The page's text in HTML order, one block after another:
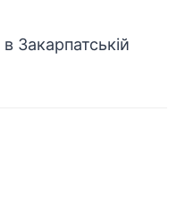
Закарпатській